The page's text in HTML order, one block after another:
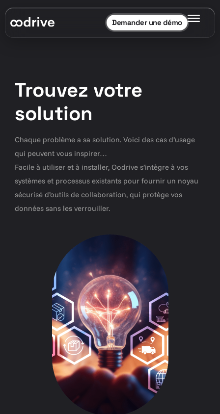
Demander une démo
Trouvez votre
solution
Chaque problème a sa solution. Voici des cas d’usage
qui peuvent vous inspirer…
Facile à utiliser et à installer, Oodrive s’intègre à vos
systèmes et processus existants pour fournir un noyau
sécurisé d’outils de collaboration, qui protège vos
données sans les verrouiller.